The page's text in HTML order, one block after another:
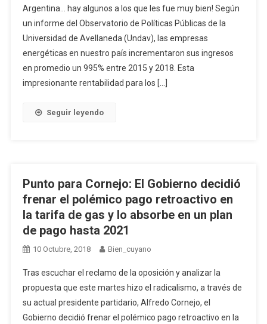
Argentina… hay algunos a los que les fue muy bien! Según
un informe del Observatorio de Políticas Públicas de la
Universidad de Avellaneda (Undav), las empresas
energéticas en nuestro país incrementaron sus ingresos
en promedio un 995% entre 2015 y 2018. Esta
impresionante rentabilidad para los […]
Seguir leyendo
Punto para Cornejo: El Gobierno decidió
frenar el polémico pago retroactivo en
la tarifa de gas y lo absorbe en un plan
de pago hasta 2021
10 Octubre, 2018 Bien_cuyano
Tras escuchar el reclamo de la oposición y analizar la
propuesta que este martes hizo el radicalismo, a través de
su actual presidente partidario, Alfredo Cornejo, el
Gobierno decidió frenar el polémico pago retroactivo en la